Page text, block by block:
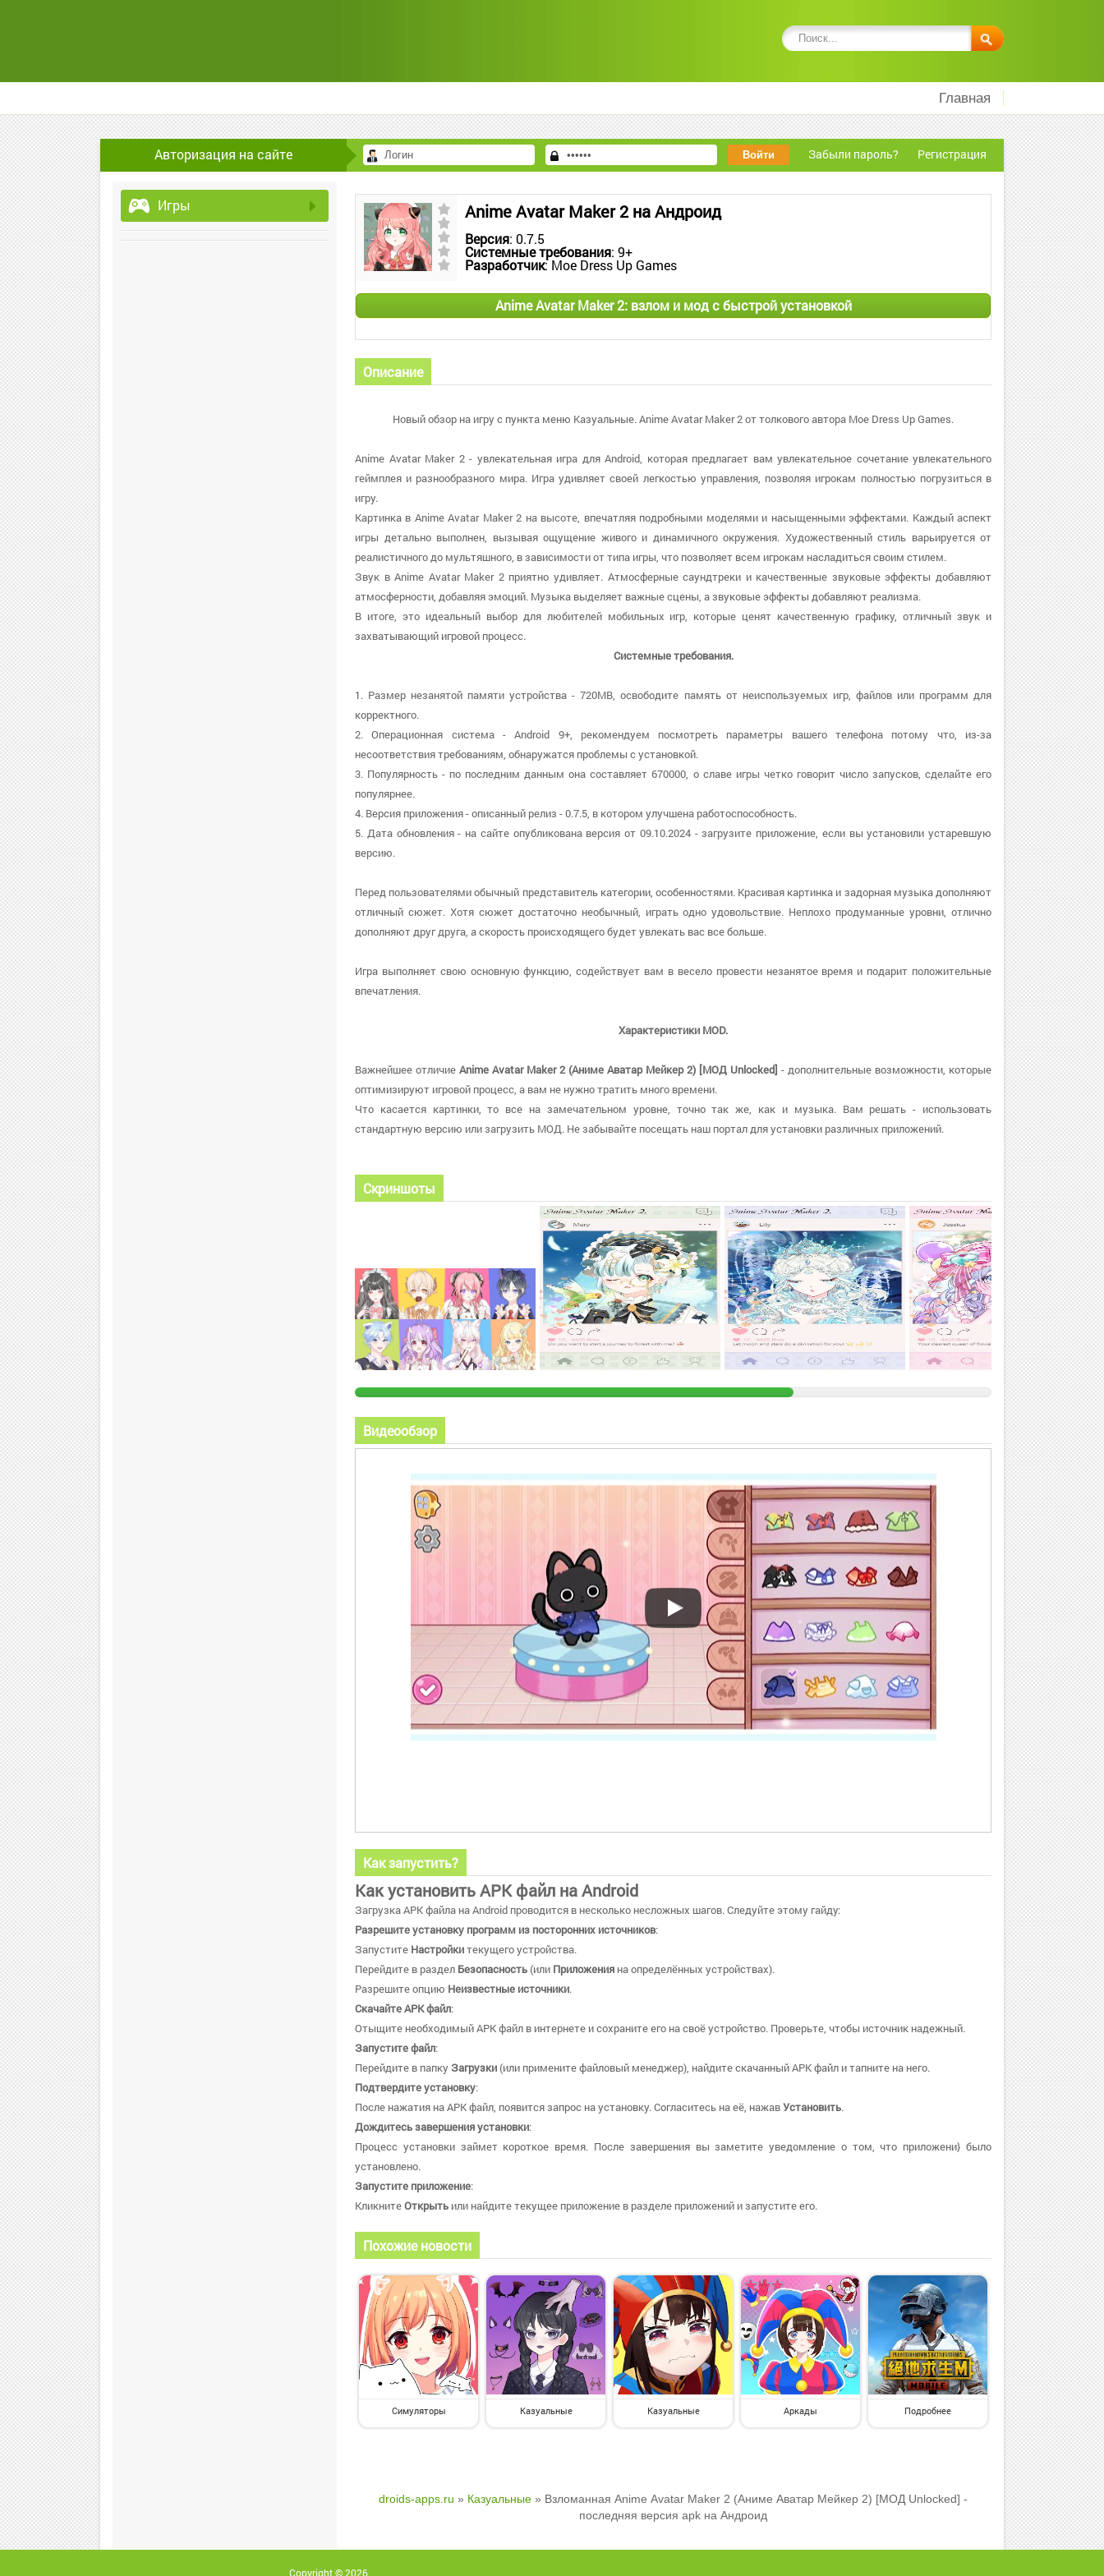
Главная
Авторизация на сайте Забыли пароль? Регистрация
Игры Anime Avatar Maker 2 на Андроид
Версия: 0.7.5
Системные требования: 9+
Разработчик: Moe Dress Up Games
Anime Avatar Maker 2: взлом и мод с быстрой установкой
Описание
Новый обзор на игру с пункта меню Казуальные. Anime Avatar Maker 2 от толкового автора Moe Dress Up Games.
Anime Avatar Maker 2 - увлекательная игра для Android, которая предлагает вам увлекательное сочетание увлекательного
геймплея и разнообразного мира. Игра удивляет своей легкостью управления, позволяя игрокам полностью погрузиться в
игру.
Картинка в Anime Avatar Maker 2 на высоте, впечатляя подробными моделями и насыщенными эффектами. Каждый аспект
игры детально выполнен, вызывая ощущение живого и динамичного окружения. Художественный стиль варьируется от
реалистичного до мультяшного, в зависимости от типа игры, что позволяет всем игрокам насладиться своим стилем.
Звук в Anime Avatar Maker 2 приятно удивляет. Атмосферные саундтреки и качественные звуковые эффекты добавляют
атмосферности, добавляя эмоций. Музыка выделяет важные сцены, а звуковые эффекты добавляют реализма.
В итоге, это идеальный выбор для любителей мобильных игр, которые ценят качественную графику, отличный звук и
захватывающий игровой процесс.
Системные требования.
1. Размер незанятой памяти устройства - 720MB, освободите память от неиспользуемых игр, файлов или программ для
корректного.
2. Операционная система - Android 9+, рекомендуем посмотреть параметры вашего телефона потому что, из-за
несоответствия требованиям, обнаружатся проблемы с установкой.
3. Популярность - по последним данным она составляет 670000, о cлаве игры четко говорит число запусков, сделайте его
популярнее.
4. Версия приложения - описанный релиз - 0.7.5, в котором улучшена работоспособность.
5. Дата обновления - на сайте опубликована версия от 09.10.2024 - загрузите приложение, если вы установили устаревшую
версию.
Перед пользователями обычный представитель категории, особенностями. Красивая картинка и задорная музыка дополняют
отличный сюжет. Хотя сюжет достаточно необычный, играть одно удовольствие. Неплохо продуманные уровни, отлично
дополняют друг друга, а скорость происходящего будет увлекать вас все больше.
Игра выполняет свою основную функцию, содействует вам в весело провести незанятое время и подарит положительные
впечатления.
Характеристики MOD.
Важнейшее отличие Anime Avatar Maker 2 (Аниме Аватар Мейкер 2) [МОД Unlocked] - дополнительные возможности, которые
оптимизируют игровой процесс, а вам не нужно тратить много времени.
Что касается картинки, то все на замечательном уровне, точно так же, как и музыка. Вам решать - использовать
стандартную версию или загрузить МОД. Не забывайте посещать наш портал для установки различных приложений.
Скриншоты
Видеообзор
Как запустить?
Как установить APK файл на Android
Загрузка APK файла на Android проводится в несколько несложных шагов. Следуйте этому гайду:
Разрешите установку программ из посторонних источников:
Запустите Настройкитекущего устройства.
Перейдите в раздел Безопасность (или Приложения на определённых устройствах).
Разрешите опцию Неизвестные источники.
Скачайте APK файл:
Отыщите необходимый APK файл в интернете и сохраните его на своё устройство. Проверьте, чтобы источник надежный.
Запустите файл:
Перейдите в папкуЗагрузки (или примените файловый менеджер), найдите скачанный APK файл и тапните на него.
Подтвердите установку:
После нажатия на APK файл, появится запрос на установку. Согласитесь на её, нажавУстановить.
Дождитесь завершения установки:
Процесс установки займет короткое время. После завершения вы заметите уведомление о том, что приложени} было
установлено.
Запустите приложение:
КликнитеОткрыть или найдите текущее приложение в разделе приложений и запустите его.
Похожие новости
Симуляторы Казуальные Казуальные Аркады Подробнее
droids-apps.ru » Казуальные » Взломанная Anime Avatar Maker 2 (Аниме Аватар Мейкер 2) [МОД Unlocked] -
последняя версия apk на Андроид
Copyright © 2026